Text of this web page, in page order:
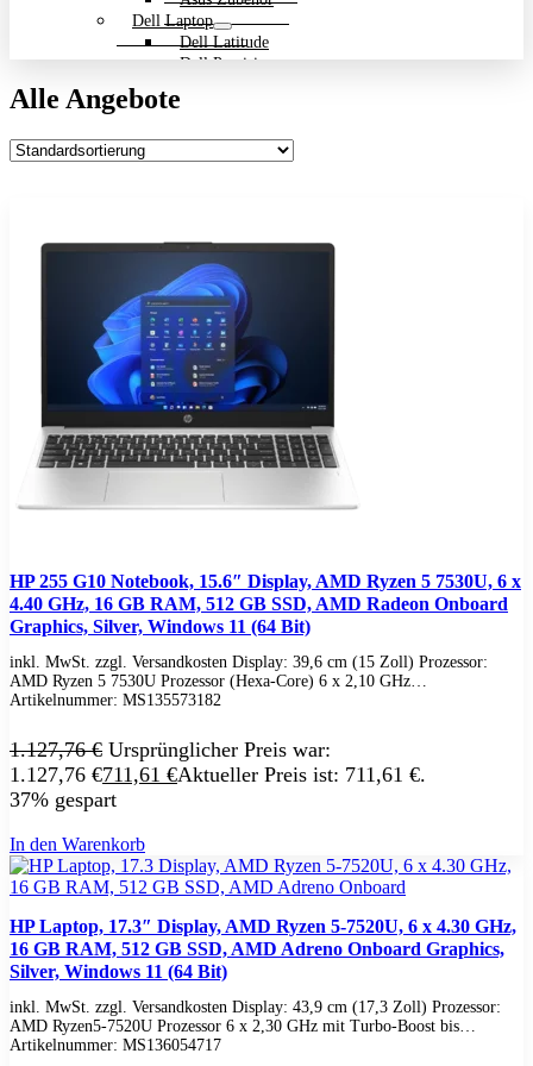
Dell Laptop
Dell Latitude
Dell Precision
Gigabyte Laptop
Gigabyte Aorus
Dragonfly
EliteBook
ENVY
OmniBook
Pavilion
HP ProBook
Spectre
ZBook Workstation
ZBook Firefly
ZBook Fury
ZBook Power
ZBook Workstation
Lenovo Laptop
Lenovo Campus
Lenovo Chromebooks
Lenovo Convertibles
Lenovo Gaming
Lenovo ThinkPad
ThinkPad L-Serie
ThinkPad T-Serie
ThinkBook
Lenovo Ultrathin
V-Serie Ultrathin
IdeaPad Ultrathin
Yoga Premium Ultrathin
Lenovo Zubehör
Lenovo Tasche & Rucksack
Lenovo Netzteile
Alle Angebote
HP 255 G10 Notebook, 15.6″ Display, AMD Ryzen 5 7530U, 6 x
4.40 GHz, 16 GB RAM, 512 GB SSD, AMD Radeon Onboard
Graphics, Silver, Windows 11 (64 Bit)
inkl. MwSt. zzgl. Versandkosten Display: 39,6 cm (15 Zoll) Prozessor:
AMD Ryzen 5 7530U Prozessor (Hexa-Core) 6 x 2,10 GHz…
Artikelnummer: MS135573182
1.127,76€ Ursprünglicher Preis war:
1.127,76 €711,61 €Aktueller Preis ist: 711,61 €.
37% gespart
In den Warenkorb
HP Laptop, 17.3″ Display, AMD Ryzen 5-7520U, 6 x 4.30 GHz,
16 GB RAM, 512 GB SSD, AMD Adreno Onboard Graphics,
Silver, Windows 11 (64 Bit)
inkl. MwSt. zzgl. Versandkosten Display: 43,9 cm (17,3 Zoll) Prozessor:
AMD Ryzen5-7520U Prozessor 6 x 2,30 GHz mit Turbo-Boost bis…
Artikelnummer: MS136054717